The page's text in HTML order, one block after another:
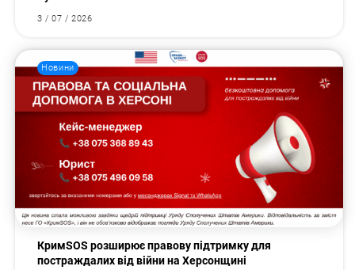
3 / 07 / 2026
Новини
КримSOS розширює правову підтримку для
постраждалих від війни на Херсонщині